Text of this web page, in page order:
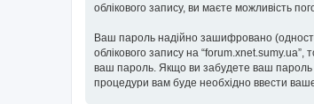
облікового запису, ви маєте можливість
Ваш пароль надійно зашифровано
облікового запису на
ваш пароль. Якщо ви забудете ваш пароль
процедури вам буде необхідно ввести